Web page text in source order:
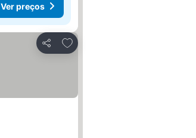
Ver preços
Partilhar
Adicionar aos favoritos